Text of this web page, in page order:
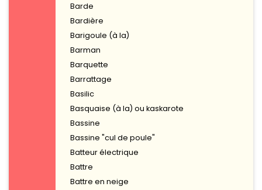
Barde
Bardière
Barigoule (à la)
Barman
Barquette
Barrattage
Basilic
Basquaise (à la) ou kaskarote
Bassine
Bassine "cul de poule"
Batteur électrique
Battre
Battre en neige